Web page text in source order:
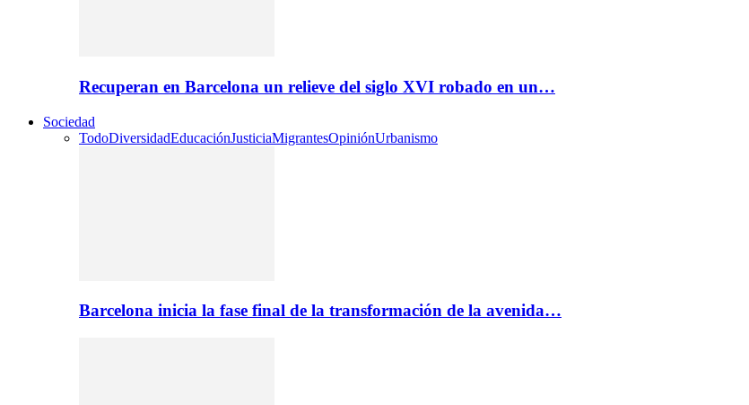
Recuperan en Barcelona un relieve del siglo XVI robado en un…
Sociedad
TodoDiversidadEducaciónJusticiaMigrantesOpiniónUrbanismo
Barcelona inicia la fase final de la transformación de la avenida…